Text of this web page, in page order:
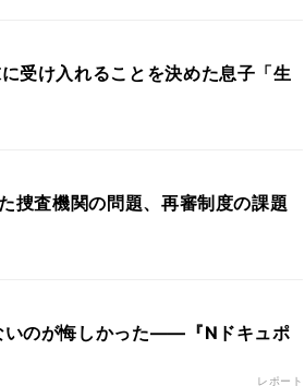
受け入れることを決めた息子「生
捜査機関の問題、再審制度の課題
いのが悔しかった――『Nドキュポ
レポート